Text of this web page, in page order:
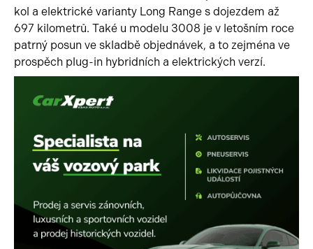
kol a elektrické varianty Long Range s dojezdem až
697 kilometrů. Také u modelu 3008 je v letošním roce
patrný posun ve skladbě objednávek, a to zejména ve
prospěch plug-in hybridních a elektrických verzí.